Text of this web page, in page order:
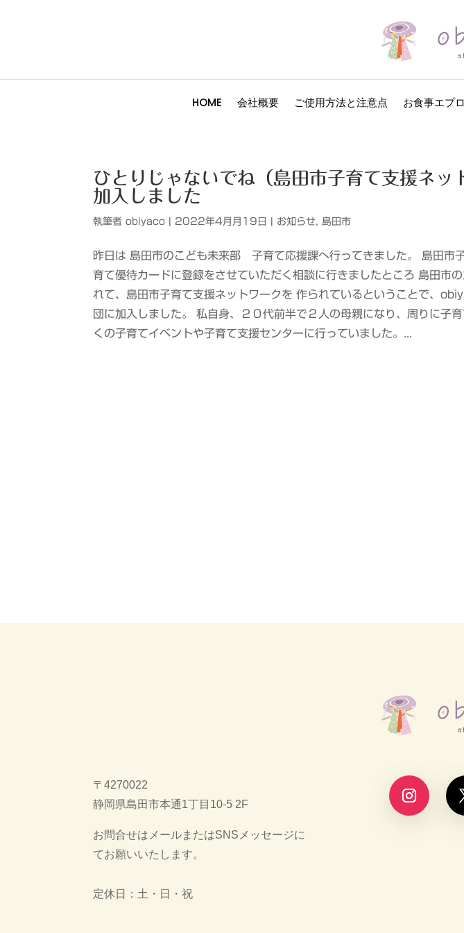
HOME 会社概要 ご使用方法と注意点 お食事エプ
ひとりじゃないでね（島田市子育て支援ネッ
加入しました
執筆者obiyaco 2022年4月月19日 お知らせ,島田市
昨日は 島田市のこども未来部 子育て応援課へ行ってきました。 島田市
育て優待カードに登録をさせていただく相談に行きましたところ 島田市
れて、島田市子育て支援ネットワークを 作られているということで、
団に加入しました。 私自身、２０代前半で２人の母親になり、周りに子
くの子育てイベントや子育て支援センターに行っていました。...
〒4270022
静岡県島田市本通1丁目10-5 2F
お問合せはメールまたはSNSメッセージに
てお願いいたします。
定休日：土・日・祝